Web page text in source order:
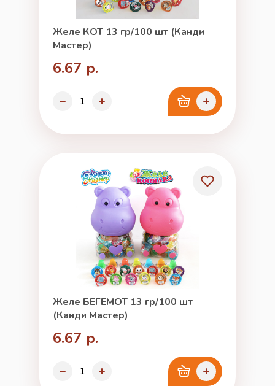
Желе КОТ 13 гр/100 шт (Канди
Мастер)
6.67 р.
Желе БЕГЕМОТ 13 гр/100 шт
(Канди Мастер)
6.67 р.